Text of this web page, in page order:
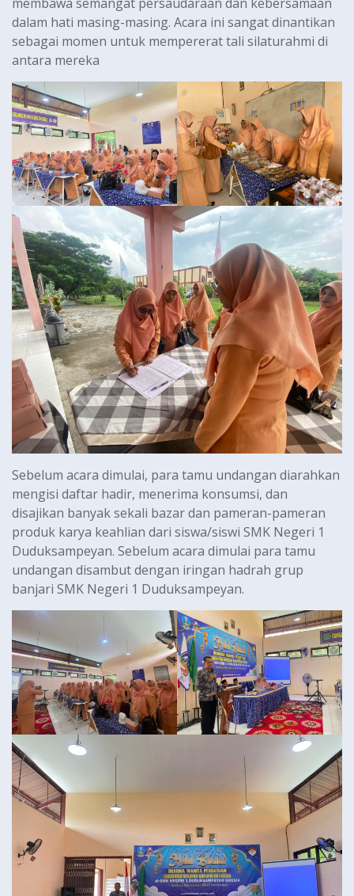
dalam hati masing-masing. Acara ini sangat dinantikan
sebagai momen untuk mempererat tali silaturahmi di
antara mereka
Sebelum acara dimulai, para tamu undangan diarahkan
mengisi daftar hadir, menerima konsumsi, dan
disajikan banyak sekali bazar dan pameran-pameran
produk karya keahlian dari siswa/siswi SMK Negeri 1
Duduksampeyan. Sebelum acara dimulai para tamu
undangan disambut dengan iringan hadrah grup
banjari SMK Negeri 1 Duduksampeyan.